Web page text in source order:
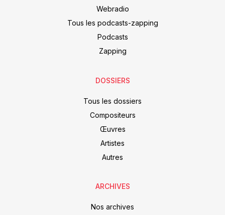
Webradio
Tous les podcasts-zapping
Podcasts
Zapping
DOSSIERS
Tous les dossiers
Compositeurs
Œuvres
Artistes
Autres
ARCHIVES
Nos archives